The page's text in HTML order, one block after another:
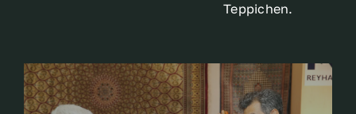
Teppichen.